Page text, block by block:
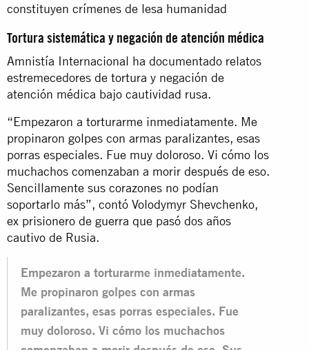
constituyen crímenes de lesa humanidad
Tortura sistemática y negación de atención médica
Amnistía Internacional ha documentado relatos
estremecedores de tortura y negación de
atención médica bajo cautividad rusa.
“Empezaron a torturarme inmediatamente. Me
propinaron golpes con armas paralizantes, esas
porras especiales. Fue muy doloroso. Vi cómo los
muchachos comenzaban a morir después de eso.
Sencillamente sus corazones no podían
soportarlo más”, contó Volodymyr Shevchenko,
ex prisionero de guerra que pasó dos años
cautivo de Rusia.
Empezaron a torturarme inmediatamente.
Me propinaron golpes con armas
paralizantes, esas porras especiales. Fue
muy doloroso. Vi cómo los muchachos